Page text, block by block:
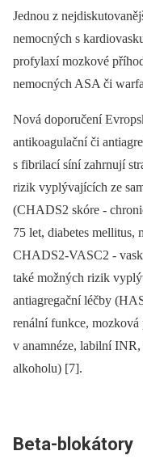
Jednou z
nemocných s
profylaxí mozkové
nemocných ASA či
Nová doporučení
antikoagulační či
s fibrilací síní zahrnují
rizik vyplývajících ze
(CHADS2 skóre -⁠
75 let, diabetes mellitus,
CHADS2-VASC2 -⁠
také možných rizik
antiagregační léčby
renální funkce, mozková
v anamnéze, labilní
alkoholu) [7].
Beta-blokátory